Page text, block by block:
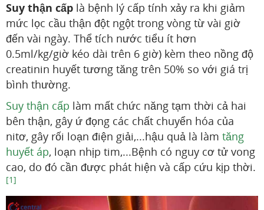
Suy thận cấp là bệnh lý cấp tính xảy ra khi giảm
mức lọc cầu thận đột ngột trong vòng từ vài giờ
đến vài ngày. Thể tích nước tiểu ít hơn
0.5ml/kg/giờ kéo dài trên 6 giờ) kèm theo nồng độ
creatinin huyết tương tăng trên 50% so với giá trị
bình thường.
Suy thận cấp làm mất chức năng tạm thời cả hai
bên thận, gây ứ đọng các chất chuyển hóa của
nitơ, gây rối loạn điện giải,...hậu quả là làm tăng
huyết áp, loạn nhịp tim,...Bệnh có nguy cơ tử vong
cao, do đó cần được phát hiện và cấp cứu kịp thời.
[1]